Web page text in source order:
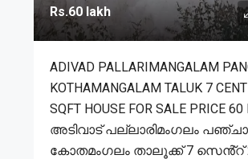
Rs.60 lakh
ADIVAD PALLARIMANGALAM
KOTHAMANGALAM TALUK 7
SQFT HOUSE FOR SALE PRICE 60
അടിവാട് പല്ലാരിമംഗലം
കോതമംഗലം താലൂക്ക് 7 സെൻ്റ്